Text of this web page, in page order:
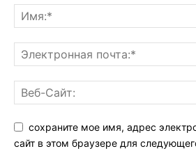
сохраните мое имя, адрес
сайт в этом браузере для